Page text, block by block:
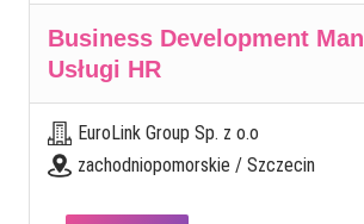
Business Development
Usługi HR
EuroLink Group Sp. z o.o
zachodniopomorskie / Szczecin